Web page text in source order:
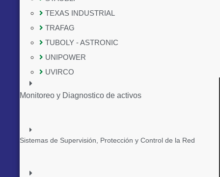
TEXAS INDUSTRIAL
TRAFAG
TUBOLY - ASTRONIC
UNIPOWER
UVIRCO
Monitoreo y Diagnostico de activos
Sistemas de Supervisión, Protección y Control de la Red